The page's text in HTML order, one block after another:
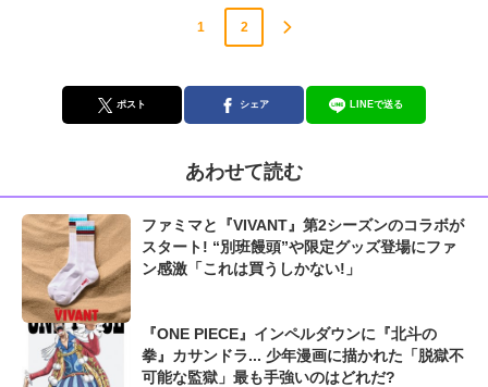
1 2
ポスト シェア LINEで送る
あわせて読む
ファミマと『VIVANT』第2シーズンのコラボが
スタート! “別班饅頭”や限定グッズ登場にファ
ン感激「これは買うしかない!」
『ONE PIECE』インペルダウンに『北斗の
拳』カサンドラ... 少年漫画に描かれた「脱獄不
可能な監獄」最も手強いのはどれだ?